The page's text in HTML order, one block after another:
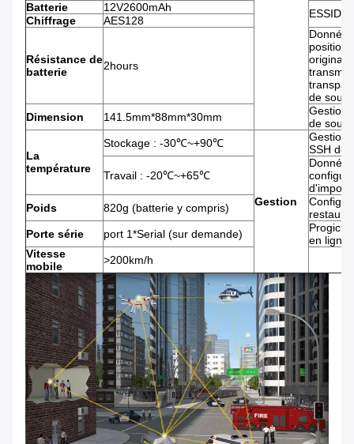
Batterie 12V2600mAh ESSID
Chiffrage AES128
Résistance de
batterie
2hours
de
Dimension
141.5mm*88mm*30mm
Gestion
de
La
température
Stockage : -30℃~+90℃
Gestion
Gestion
SSH de
Travail : -20℃~+65℃
Poids
820g (batterie y compris)
Porte série
port 1*Serial (sur demande)
en ligne
Vitesse
mobile
>200km/h